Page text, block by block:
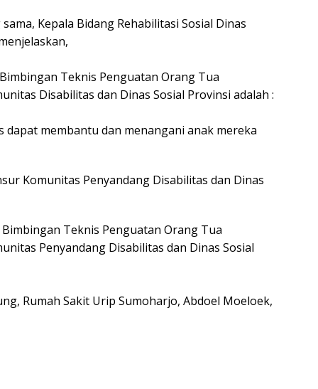
Kepala Bidang Rehabilitasi Sosial Dinas
Teknis Penguatan Orang Tua
Disabilitas dan Dinas Sosial Provinsi adalah :
membantu dan menangani anak mereka
Komunitas Penyandang Disabilitas dan Dinas
Teknis Penguatan Orang Tua
Penyandang Disabilitas dan Dinas Sosial
Rumah Sakit Urip Sumoharjo, Abdoel Moeloek,